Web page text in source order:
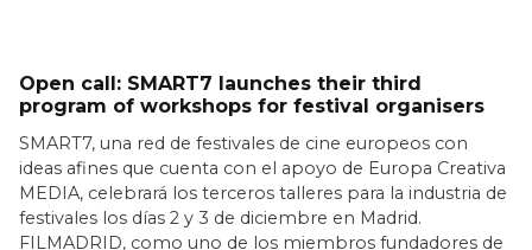
Open call: SMART7 launches their third
program of workshops for festival organisers
SMART7, una red de festivales de cine europeos con
ideas afines que cuenta con el apoyo de Europa Creativa
MEDIA, celebrará los terceros talleres para la industria de
festivales los días 2 y 3 de diciembre en Madrid.
FILMADRID, como uno de los miembros fundadores de